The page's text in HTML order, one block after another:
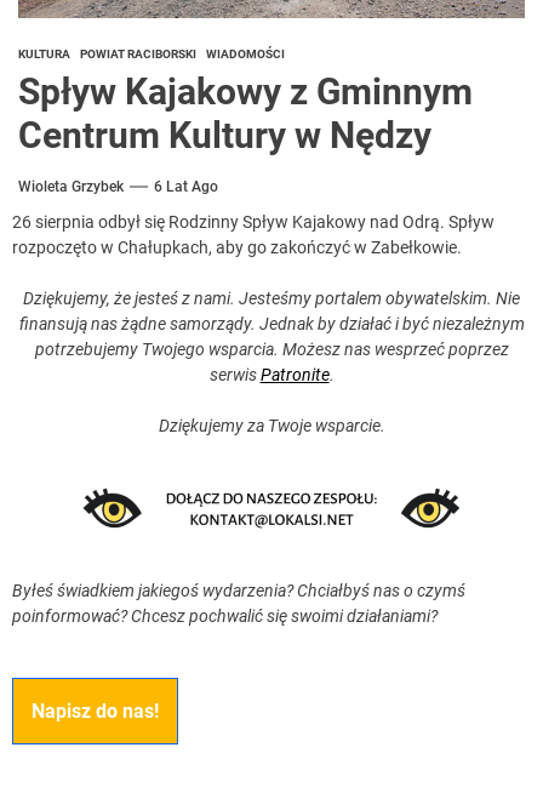
KULTURA POWIAT RACIBORSKI WIADOMOŚCI
Spływ Kajakowy z Gminnym
Centrum Kultury w Nędzy
Wioleta Grzybek 6 Lat Ago
26 sierpnia odbył się Rodzinny Spływ Kajakowy nad Odrą. Spływ
rozpoczęto w Chałupkach, aby go zakończyć w Zabełkowie.
Dziękujemy, że jesteś z nami. Jesteśmy portalem obywatelskim. Nie
finansują nas żądne samorządy. Jednak by działać i być niezależnym
potrzebujemy Twojego wsparcia. Możesz nas wesprzeć poprzez
serwisPatronite.
Dziękujemy za Twoje wsparcie.
Byłeś świadkiem jakiegoś wydarzenia? Chciałbyś nas o czymś
poinformować? Chcesz pochwalić się swoimi działaniami?
Napisz do nas!